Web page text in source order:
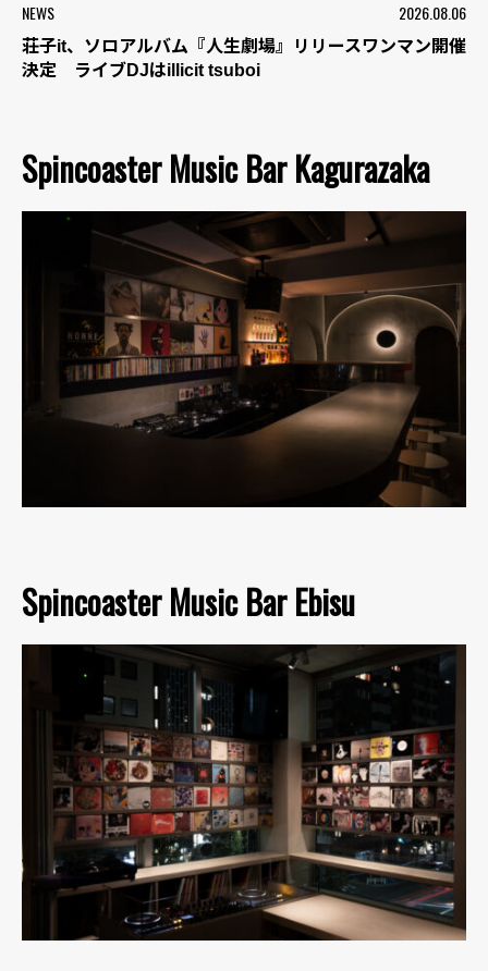
NEWS 2026.08.06
荘子it、ソロアルバム『人生劇場』リリースワンマン開催
決定 ライブDJはillicit tsuboi
Spincoaster Music Bar Kagurazaka
Spincoaster Music Bar Ebisu